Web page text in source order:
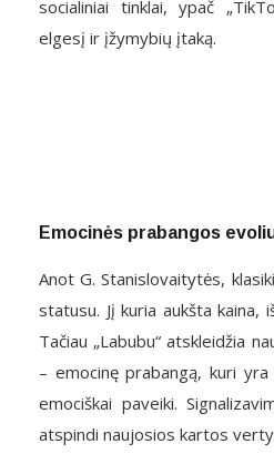
socialiniai tinklai, ypač
elgesį ir įžymybių įtaką.
Emocinės prabangos
Anot G. Stanislovaitytės,
statusu. Jį kuria aukšta kaina,
Tačiau „Labubu“ atskleidžia
– emocinę prabangą, kuri
emociškai paveiki.
atspindi naujosios kartos